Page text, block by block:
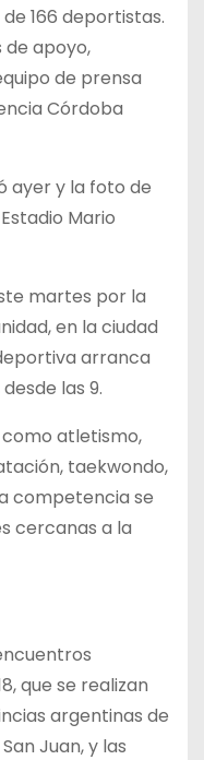
166 deportistas.
de apoyo,
de prensa
Córdoba
ayer y la foto de
Mario
martes por la
en la ciudad
arranca
las 9.
atletismo,
taekwondo,
competencia se
cercanas a la
que se realizan
argentinas de
Juan, y las